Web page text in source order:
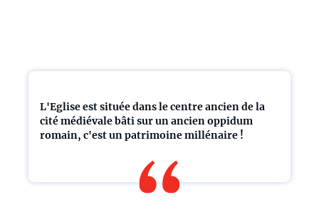
L'Eglise est située dans le centre ancien de la
cité médiévale bâti sur un ancien oppidum
romain, c'est un patrimoine millénaire !